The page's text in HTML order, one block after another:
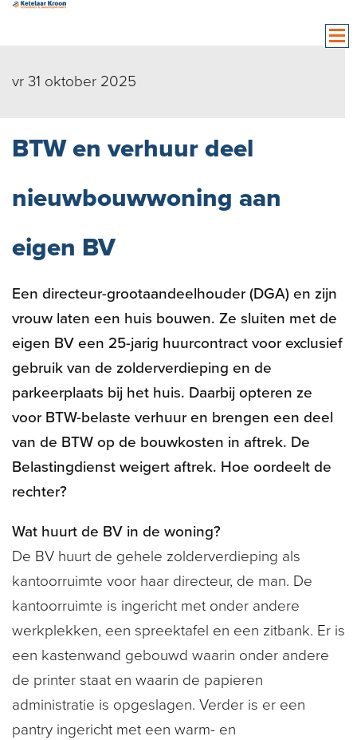
vr 31 oktober 2025
BTW en verhuur deel
nieuwbouwwoning aan
eigen BV
Een directeur-grootaandeelhouder (DGA) en zijn
vrouw laten een huis bouwen. Ze sluiten met de
eigen BV een 25-jarig huurcontract voor exclusief
gebruik van de zolderverdieping en de
parkeerplaats bij het huis. Daarbij opteren ze
voor BTW-belaste verhuur en brengen een deel
van de BTW op de bouwkosten in aftrek. De
Belastingdienst weigert aftrek. Hoe oordeelt de
rechter?
Wat huurt de BV in de woning?
De BV huurt de gehele zolderverdieping als
kantoorruimte voor haar directeur, de man. De
kantoorruimte is ingericht met onder andere
werkplekken, een spreektafel en een zitbank. Er is
een kastenwand gebouwd waarin onder andere
de printer staat en waarin de papieren
administratie is opgeslagen. Verder is er een
pantry ingericht met een warm- en